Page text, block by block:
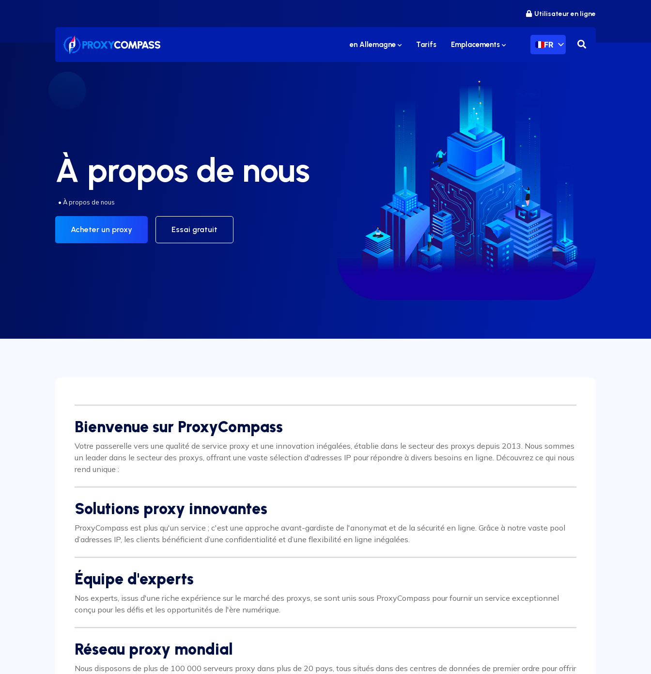
Utilisateur en ligne
en Allemagne Tarifs Emplacements FR
À propos de nous
• À propos de nous
Acheter un proxy Essai gratuit
Bienvenue sur ProxyCompass
Votre passerelle vers une qualité de service proxy et une innovation inégalées, établie dans le secteur des proxys depuis 2013. Nous sommes
un leader dans le secteur des proxys, offrant une vaste sélection d'adresses IP pour répondre à divers besoins en ligne. Découvrez ce qui nous
rend unique :
Solutions proxy innovantes
ProxyCompass est plus qu'un service ; c'est une approche avant-gardiste de l'anonymat et de la sécurité en ligne. Grâce à notre vaste pool
d’adresses IP, les clients bénéficient d’une confidentialité et d’une flexibilité en ligne inégalées.
Équipe d'experts
Nos experts, issus d'une riche expérience sur le marché des proxys, se sont unis sous ProxyCompass pour fournir un service exceptionnel
conçu pour les défis et les opportunités de l'ère numérique.
Réseau proxy mondial
Nous disposons de plus de 100 000 serveurs proxy dans plus de 20 pays, tous situés dans des centres de données de premier ordre pour offrir